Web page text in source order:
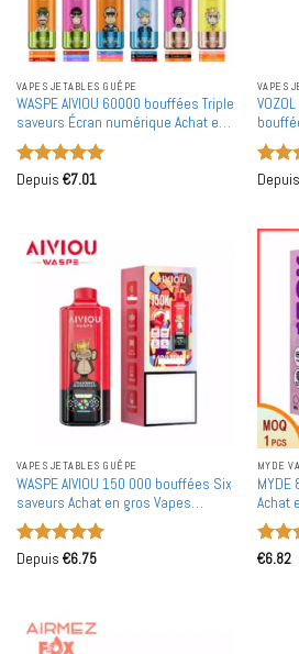
VAPES JETABLES GUÊPE
WASPE AIVIOU 60000 bouffées Triple
saveurs Écran numérique Achat en
gros 60K Vapes jetables
rechargeables en gros
Note 5sur
Depuis €7.01
VAPES
en
Note
Depuis
VAPES JETABLES GUÊPE
WASPE AIVIOU 150 000 bouffées Six
saveurs Achat en gros Vapes
jetables rechargeables en gros
Note 5sur
Depuis €6.75
MYDE
Achat
Note
€6.82